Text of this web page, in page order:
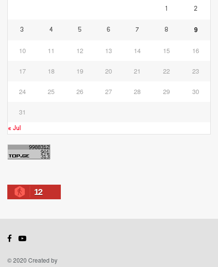
1 2
3 4 5 6 7 8 9
10 11 12 13 14 15 16
17 18 19 20 21 22 23
24 25 26 27 28 29 30
31
« Jul
12
© 2020 Created by